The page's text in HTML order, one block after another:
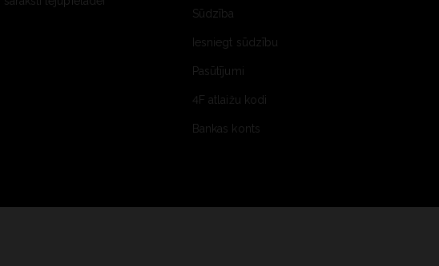
Sūdzība
Iesniegt sūdzību
Pasūtījumi
4F atlaižu kodi
Bankas konts